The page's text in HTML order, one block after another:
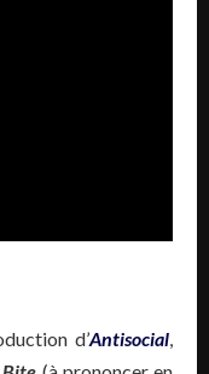
d’Antisocial,